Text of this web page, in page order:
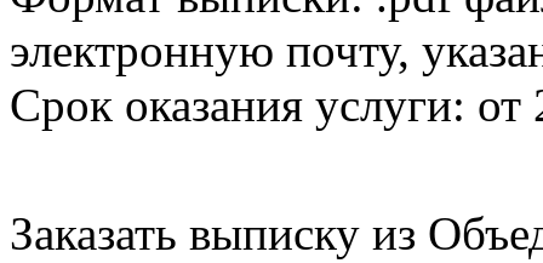
электронную почту,
Срок оказания услуги: от
Заказать выписку из